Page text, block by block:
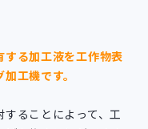
する加工液を工作物表
工機です。
ることによって、工